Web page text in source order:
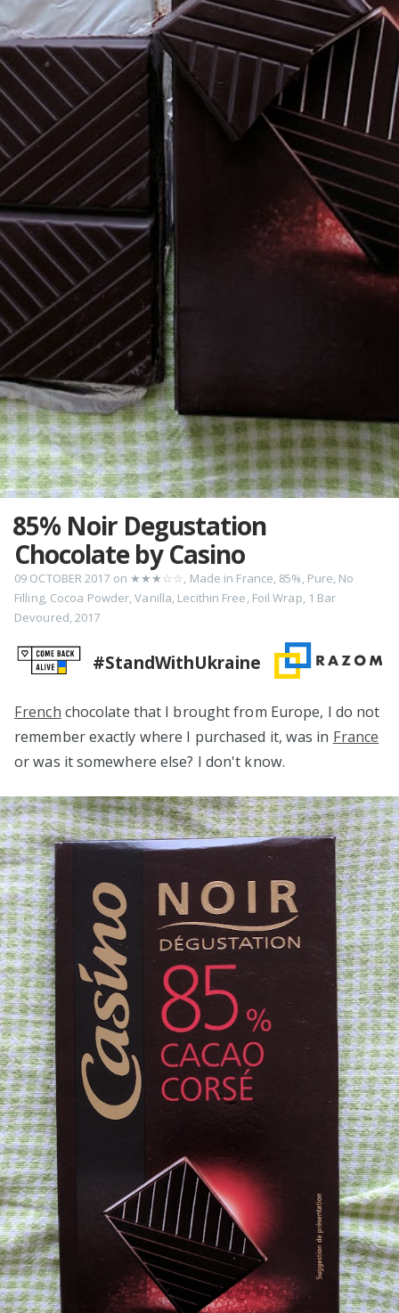
85% Noir Degustation
Chocolate by Casino
09 OCTOBER 2017 on ★★★☆☆, Made in France, 85%, Pure, No
Filling, Cocoa Powder,Vanilla, Lecithin Free, Foil Wrap, 1 Bar
Devoured,2017
#StandWithUkraine
French chocolate that I brought from Europe, I do not
remember exactly where I purchased it, was in France
or was it somewhere else? I don't know.